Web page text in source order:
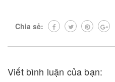
Chia sẻ:
Viết bình luận của bạn: